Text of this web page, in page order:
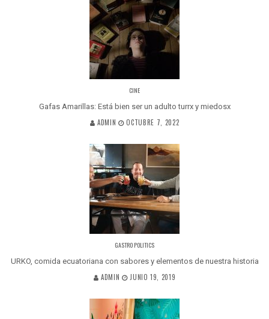
CINE
Gafas Amarillas: Está bien ser un adulto turrx y miedosx
ADMIN OCTUBRE 7, 2022
GASTRO POLITICS
URKO, comida ecuatoriana con sabores y elementos de nuestra historia
ADMIN JUNIO 19, 2019